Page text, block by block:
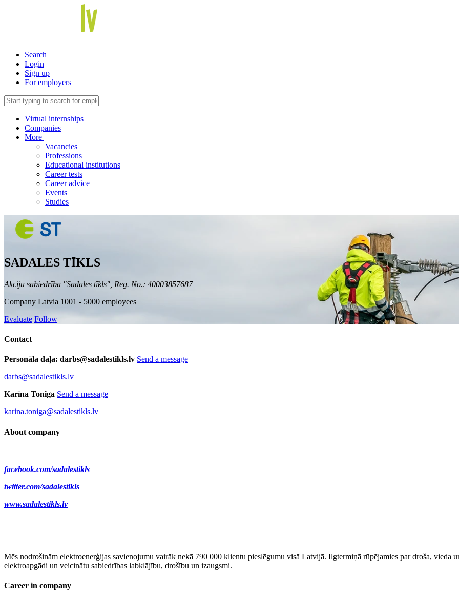
Search
Login
Sign up
For employers
Virtual internships
Companies
More
Vacancies
Professions
Educational institutions
Career tests
Career advice
Events
Studies
SADALES TĪKLS
Akciju sabiedrība "Sadales tīkls", Reg. No.: 40003857687
Company Latvia 1001 - 5000 employees
Evaluate Follow
Contact
Personāla daļa: darbs@sadalestikls.lv Send a message
darbs@sadalestikls.lv
Karīna Toniga Send a message
karina.toniga@sadalestikls.lv
About company
facebook.com/sadalestikls
twitter.com/sadalestikls
www.sadalestikls.lv
Mēs nodrošinām elektroenerģijas savienojumu vairāk nekā 790 000 klientu pieslēgumu visā Latvijā. Ilgtermiņā rūpējamies par droša,
elektroapgādi un veicinātu sabiedrības labklājību, drošību un izaugsmi.
Career in company